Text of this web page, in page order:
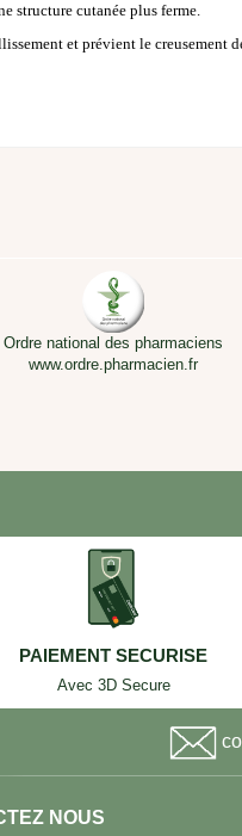
structure cutanée plus ferme.
et prévient le creusement
Ordre national des pharmaciens
www.ordre.pharmacien.fr
PAIEMENT SECURISE
Avec 3D Secure
NOUS